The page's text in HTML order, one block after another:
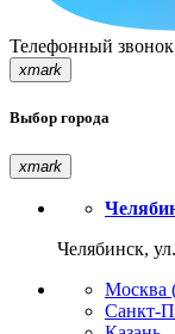
Телефонный звонок
xmark
Выбор города
xmark
Челябинск,
Москва
Санкт-